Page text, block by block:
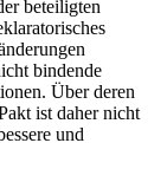
betei­ligten
bindende
Über deren
ist daher nicht
und